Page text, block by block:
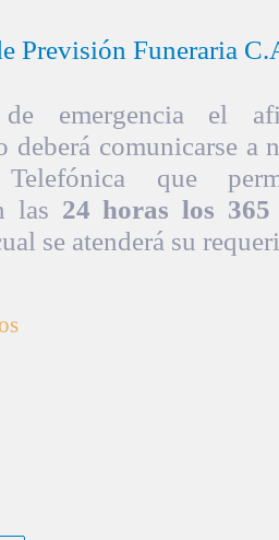
Previsión Funeraria
emergencia el
deberá comunicarse a
Telefónica que
las 24 horas los
se atenderá su